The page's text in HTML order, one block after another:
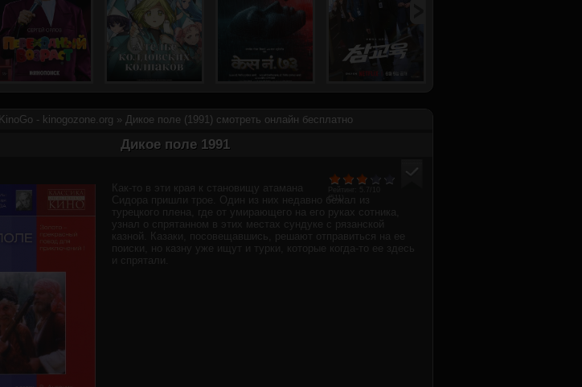
KinoGo - kinogozone.org » Дикое поле (1991) смотреть онлайн бесплатно
Дикое поле 1991
Как-то в эти края к становищу атамана
Сидора пришли трое. Один из них недавно бежал из
турецкого плена, где от умирающего на его руках сотника,
узнал о спрятанном в этих местах сундуке с рязанской
казной. Казаки, посовещавшись, решают отправиться на ее
поиски, но казну уже ищут и турки, которые когда-то ее здесь
и спрятали.